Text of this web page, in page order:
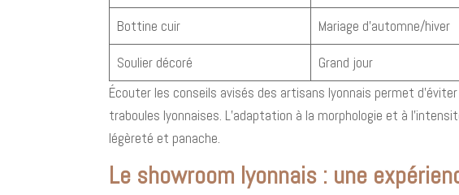
Bottine cuir Mariage d'automne/hiver
Soulier décoré Grand jour
Écouter les conseils avisés des artisans lyonnais permet
traboules lyonnaises. L’adaptation à la morphologie et à
légèreté et panache.
Le showroom lyonnais : une